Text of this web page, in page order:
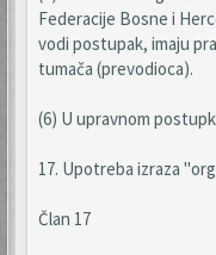
Federacije Bosne i
vodi postupak, imaju
tumača (prevodioca).
(6) U upravnom
17. Upotreba izraza
Član 17